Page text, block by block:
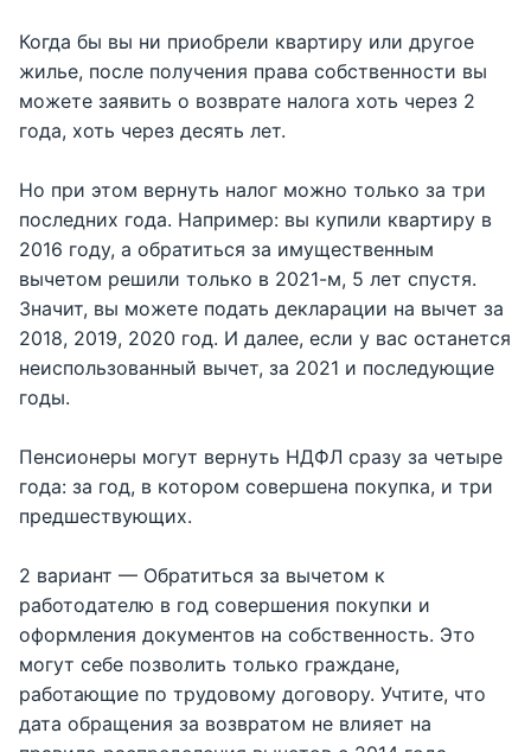
Когда бы вы ни приобрели квартиру или другое
жилье, после получения права собственности вы
можете заявить о возврате налога хоть через 2
года, хоть через десять лет.
Но при этом вернуть налог можно только за три
последних года. Например: вы купили квартиру в
2016 году, а обратиться за имущественным
вычетом решили только в 2021-м, 5 лет спустя.
Значит, вы можете подать декларации на вычет за
2018, 2019, 2020 год. И далее, если у вас останется
неиспользованный вычет, за 2021 и последующие
годы.
Пенсионеры могут вернуть НДФЛ сразу за четыре
года: за год, в котором совершена покупка, и три
предшествующих.
2 вариант — Обратиться за вычетом к
работодателю в год совершения покупки и
оформления документов на собственность. Это
могут себе позволить только граждане,
работающие по трудовому договору. Учтите, что
дата обращения за возвратом не влияет на